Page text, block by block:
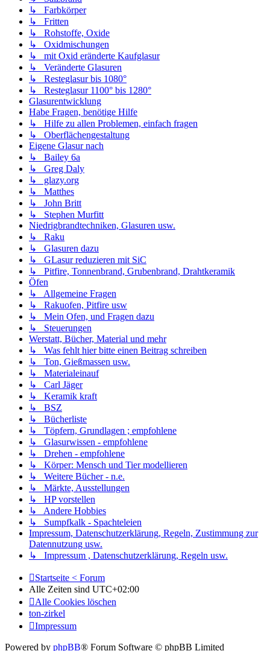
↳ Farbkörper
↳ Fritten
↳ Rohstoffe, Oxide
↳ Oxidmischungen
↳ mit Oxid eränderte Kaufglasur
↳ Veränderte Glasuren
↳ Resteglasur bis 1080°
↳ Resteglasur 1100° bis 1280°
Glasurentwicklung
Habe Fragen, benötige Hilfe
↳ Hilfe zu allen Problemen, einfach fragen
↳ Oberflächengestaltung
Eigene Glasur nach
↳ Bailey 6a
↳ Greg Daly
↳ glazy.org
↳ Matthes
↳ John Britt
↳ Stephen Murfitt
Niedrigbrandtechniken, Glasuren usw.
↳ Raku
↳ Glasuren dazu
↳ GLasur reduzieren mit SiC
↳ Pitfire, Tonnenbrand, Grubenbrand, Drahtkeramik
Öfen
↳ Allgemeine Fragen
↳ Rakuofen, Pitfire usw
↳ Mein Ofen, und Fragen dazu
↳ Steuerungen
Werstatt, Bücher, Material und mehr
↳ Was fehlt hier bitte einen Beitrag schreiben
↳ Ton, Gießmassen usw.
↳ Materialeinauf
↳ Carl Jäger
↳ Keramik kraft
↳ BSZ
↳ Bücherliste
↳ Töpfern, Grundlagen ; empfohlene
↳ Glasurwissen - empfohlene
↳ Drehen - empfohlene
↳ Körper: Mensch und Tier modellieren
↳ Weitere Bücher - n.e.
↳ Märkte, Ausstellungen
↳ HP vorstellen
↳ Andere Hobbies
↳ Sumpfkalk - Spachteleien
Impressum, Datenschutzerklärung, Regeln, Zustimmung zur
Datennutzung usw.
↳ Impressum , Datenschutzerklärung, Regeln usw.
Startseite < Forum
Alle Zeiten sind UTC+02:00
Alle Cookies löschen
ton-zirkel
Impressum
Powered by phpBB® Forum Software © phpBB Limited